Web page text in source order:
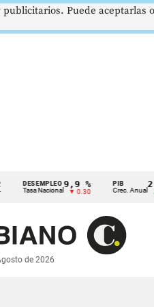
Nacional
9,9 %
▼ 0.30
PIB
Crec. Anual
2,8 %
▲ 0.10
de 2026
Puede aceptarlas